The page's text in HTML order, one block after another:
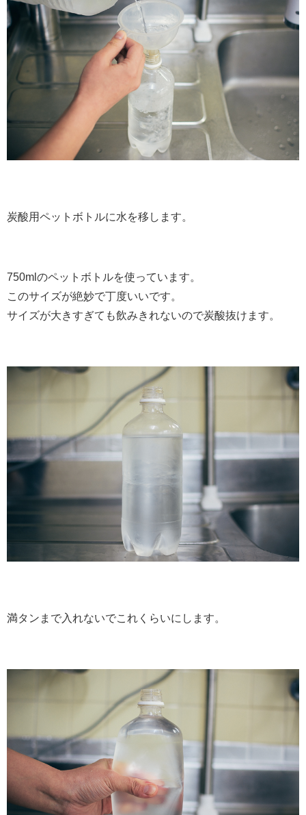
炭酸用ペットボトルに水を移します。
750mlのペットボトルを使っています。
このサイズが絶妙で丁度いいです。
サイズが大きすぎても飲みきれないので炭酸抜けます。
満タンまで入れないでこれくらいにします。